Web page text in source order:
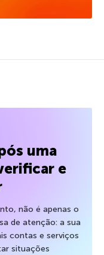
uma
e
não é apenas o
de atenção: a sua
contas e serviços
situações